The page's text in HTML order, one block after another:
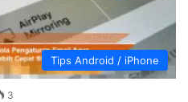
Tips Android / iPhone
3